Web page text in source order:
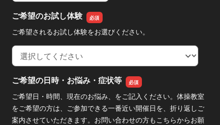
ご希望のお試し体験
ご希望されるお試し体験をお選びください。
ご希望のお試し体験
ご希望の日時・お悩み・症状等
ご希望日・時間、現在のお悩み、をご記入ください。体操教室
をご希望の方は、ご参加できる一番近い開催日を、折り返しご
案内させていただきます。 お問い合わせの方もこちらからお願